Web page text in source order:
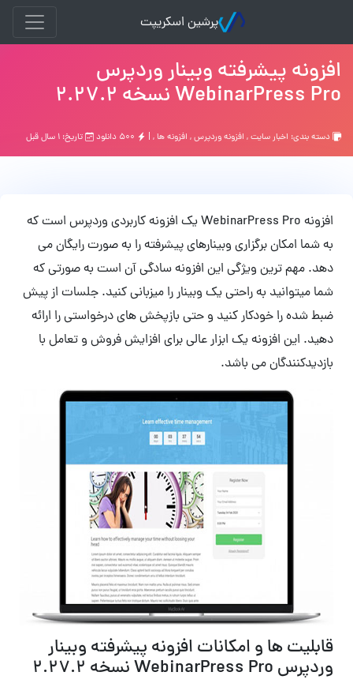
پرشین اسکریپت
افزونه پیشرفته وبینار وردپرس
WebinarPress Pro نسخه 2.27.2
دسته بندی: اخبار سایت, افزونه وردپرس, افزونه ها, | تاریخ: ۱ سال قبل
افزونه WebinarPress Pro یک افزونه کاربردی وردپرس است که
به شما امکان برگزاری وبینارهای پیشرفته را به صورت رایگان می
دهد. مهم ترین ویژگی این افزونه سادگی آن است به صورتی که
شما میتوانید به راحتی یک وبینار را میزبانی کنید. جلسات از پیش
ضبط شده را خودکار کنید و حتی بازپخش های درخواستی را ارائه
دهید. این افزونه یک ابزار عالی برای افزایش فروش و تعامل با
بازدیدکنندگان می باشد.
قابلیت ها و امکانات افزونه پیشرفته وبینار
وردپرس WebinarPress Pro نسخه 2.27.2